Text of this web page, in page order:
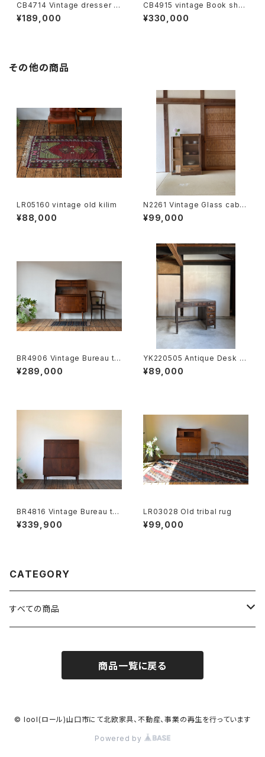
CB4714 Vintage dresser te
ak （oak leg ）DK
¥189,000
CB4915 vintage Book shel
¥330,000
その他の商品
LR05160 vintage old kilim
¥88,000
N2261 Vintage Glass cabin
et JP
¥99,000
BR4906 Vintage Bureau te
ak DK
¥289,000
YK220505 Antique Desk J
P
¥89,000
BR4816 Vintage Bureau te
ak DK
¥339,900
LR03028 Old tribal rug
¥99,000
CATEGORY
すべての商品
OTHERS
商品一覧に戻る
© lool(ロール)山口市にて北欧家具、不動産、事業の再生を行っています
Powered by